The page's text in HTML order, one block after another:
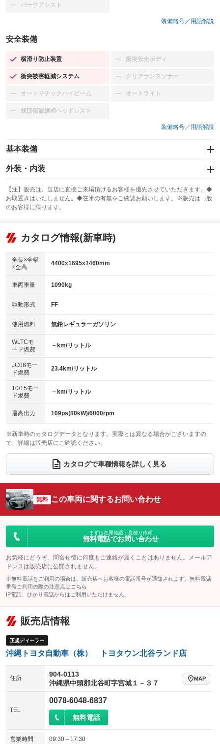
パークアシスト
：装備なし
装備略号／用語解説
安全装備
横滑り防止装置
：装備あり 衝突安全ボディ
：装備なし
衝突被害軽減システム
：装備あり クリアランスソナー
：装備なし
オートマチックハイビーム
：装備なし オートライト
：装備なし
頸部衝撃緩和ヘッドレスト
：装備なし
装備略号／用語解説
基本装備
エアバッグ：運転席/助手席/サイド
：装備あり
：装備なし
サンルーフ
：装備なし ABS
リフトアップ
：装備なし
：装備なし
パワーウィンドウ
アイドリングストップ
：装備あり
USB入力端子
：装備なし
100V電源
：装備なし
センターデフロック
：装備なし
電動格納ミラー
：装備なし
外装・内装
カーナビ：メモリーナビ他
：装備あり
TV：フルセグ
：装備あり
ビジュアル：-／DVD再生
：装備あり
アルミホイール
：装備なし
HID(キセノンライト)
バックカメラ
エアロ
：装備なし
ローダウン
：装備なし
ベンチシート
：装備なし
チップアップシート
：装備なし
電動格納サードシート
：装備なし シートヒーター
：装備なし
ウォークスルー
電動リアゲート フロントカメラ
：装備なし
シートエアコン
：装備なし 全周囲カメラ
：装備なし
サイドカメラ
：装備なし ルーフレール
：装備なし
エアサスペンション ヘッドライトウォッシャー
【注】販売は、当店に直接ご来場頂けるお客様を優先させていただきます。◆
お取置きはいたしません。◆在庫の有無をご確認お願いします。※販売は一般
のお客様に限ります。
カタログ情報(新車時)
全長×全幅
×全高
4400x1695x1460mm
車両重量 1090kg
駆動形式 FF
使用燃料 無鉛レギュラーガソリン
WLTCモ
ード燃費
－km/リットル
JC08モー
ド燃費
23.4km/リットル
10/15モー
ド燃費
－km/リットル
最高出力 109ps(80kW)/6000rpm
※新車時のカタログデータとなります。実際とは異なる場合がございますの
で、詳細は販売店にご確認ください。
カタログで車種情報を詳しく見る
無料 この車両に関するお問い合わせ
まずは在庫確認・見積り依頼
無料電話でお問い合わせ
お気軽にどうぞ。問合せ後に何度もご連絡が届くことはありません。メールア
ドレスは販売店に公開されません。
※無料電話をご利用の場合は、販売店へお客様の電話番号が通知されます。無料電話
番号ご利用の際の注意点は こちら
IP電話、ひかり電話からはご利用いただけません。
販売店情報
正規ディーラー
沖縄トヨタ自動車（株） トヨタウン北谷ランド店
住所
904-0113
沖縄県中頭郡北谷町字宮城１－３７
MAP
TEL
0078-6048-6837
無料電話
営業時間 09:30～17:30